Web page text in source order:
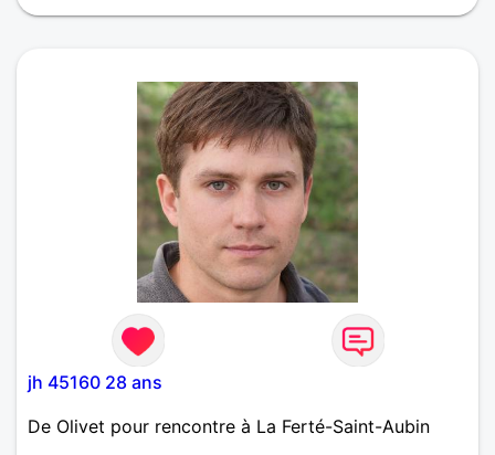
jh 45160 28 ans
De Olivet pour rencontre à La Ferté-Saint-Aubin